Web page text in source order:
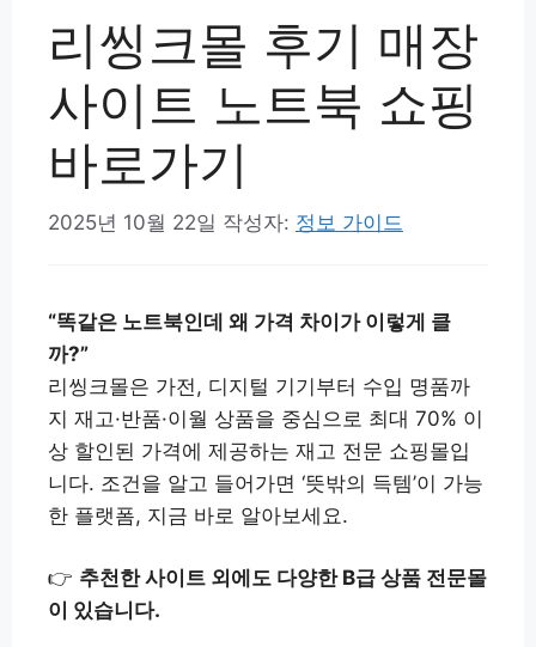
리씽크몰 후기 매장
사이트 노트북 쇼핑
바로가기
2025년 10월 22일 작성자: 정보 가이드
“똑같은 노트북인데 왜 가격 차이가 이렇게 클
까?”
리씽크몰은 가전, 디지털 기기부터 수입 명품까
지 재고·반품·이월 상품을 중심으로 최대 70% 이
상 할인된 가격에 제공하는 재고 전문 쇼핑몰입
니다. 조건을 알고 들어가면 ‘뜻밖의 득템’이 가능
한 플랫폼, 지금 바로 알아보세요.
👉 추천한 사이트 외에도 다양한 B급 상품 전문몰
이 있습니다.